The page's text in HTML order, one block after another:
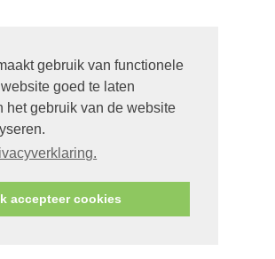
gebruik van functionele
goed te laten
het gebruik van de website
accepteer cookies